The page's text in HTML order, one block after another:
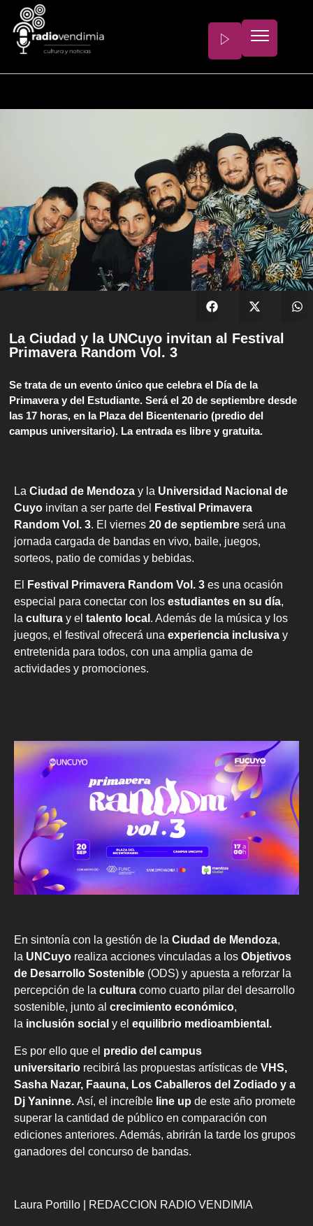
La Ciudad y la UNCuyo invitan al Festival
Primavera Random Vol. 3
Se trata de un evento único que celebra el Día de la
Primavera y del Estudiante. Será el 20 de septiembre desde
las 17 horas, en la Plaza del Bicentenario (predio del
campus universitario). La entrada es libre y gratuita.
La Ciudad de Mendoza y la Universidad Nacional de
Cuyo invitan a ser parte del
Festival Primavera
Random Vol. 3. El viernes 20 de septiembre será una
jornada cargada de bandas en vivo, baile, juegos,
sorteos, patio de comidas y bebidas.
El Festival Primavera Random Vol. 3 es una ocasión
especial para conectar con los estudiantes en su día,
la cultura y el talento local . Además de la música y los
juegos, el festival ofrecerá una experiencia inclusiva y
entretenida para todos, con una amplia gama de
actividades y promociones.
En sintonía con la gestión de la Ciudad de Mendoza,
la UNCuyo realiza acciones vinculadas a los Objetivos
de Desarrollo Sostenible (ODS) y apuesta a reforzar la
percepción de la cultura como cuarto pilar del desarrollo
sostenible, junto al crecimiento económico,
la inclusión social y el equilibrio medioambiental.
Es por ello que el predio del campus
universitario recibirá las propuestas artísticas de VHS,
Sasha Nazar, Faauna, Los Caballeros del Zodiado y a
Dj Yaninne. Así, el increíble line up de este año promete
superar la cantidad de público en comparación con
ediciones anteriores. Además, abrirán la tarde los grupos
ganadores del concurso de bandas.
Laura Portillo | REDACCION RADIO VENDIMIA